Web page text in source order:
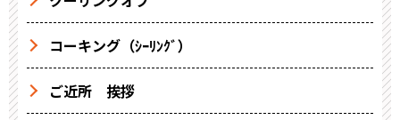
コーキング（ｼｰﾘﾝｸﾞ）
ご近所 挨拶